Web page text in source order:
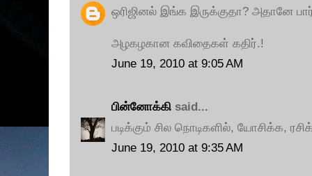
ஒரிஜினல் இங்க இருக்குதா? அதானே
அழகழகான கவிதைகள் கதிர்.!
June 19, 2010 at 9:05 AM
பின்னோக்கி said...
படிக்கும் சில நொடிகளில், யோசிக்க,
June 19, 2010 at 9:35 AM